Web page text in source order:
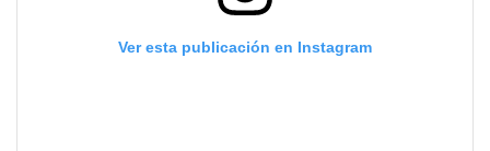
Ver esta publicación en Instagram